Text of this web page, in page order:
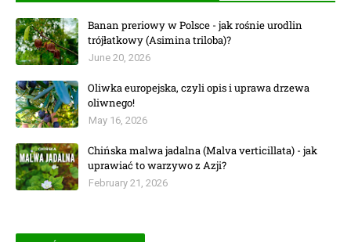
Banan preriowy w Polsce - jak rośnie urodlin
trójłatkowy (Asimina triloba)?
June 20, 2026
Oliwka europejska, czyli opis i uprawa drzewa
oliwnego!
May 16, 2026
Chińska malwa jadalna (Malva verticillata) - jak
uprawiać to warzywo z Azji?
February 21, 2026